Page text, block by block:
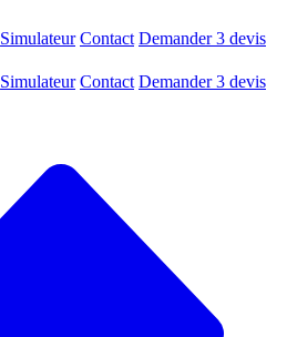
Simulateur Contact Demander 3 devis
Simulateur Contact Demander 3 devis